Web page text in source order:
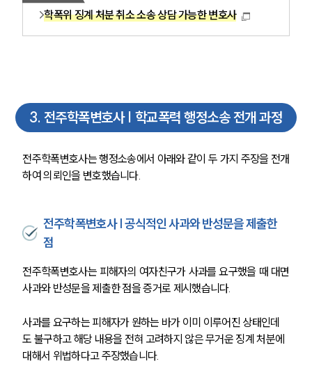
학폭위 징계 처분 취소 소송 상담 가능한 변호사
3. 전주학폭변호사 | 학교폭력 행정소송 전개 과정
전주학폭변호사는 행정소송에서 아래와 같이 두 가지 주장을 전개
하여 의뢰인을 변호했습니다.
전주학폭변호사 | 공식적인 사과와 반성문을 제출한
점
전주학폭변호사는 피해자의 여자친구가 사과를 요구했을 때 대면
사과와 반성문을 제출한 점을 증거로 제시했습니다.
사과를 요구하는 피해자가 원하는 바가 이미 이루어진 상태인데
도 불구하고 해당 내용을 전혀 고려하지 않은 무거운 징계 처분에
대해서 위법하다고 주장했습니다.